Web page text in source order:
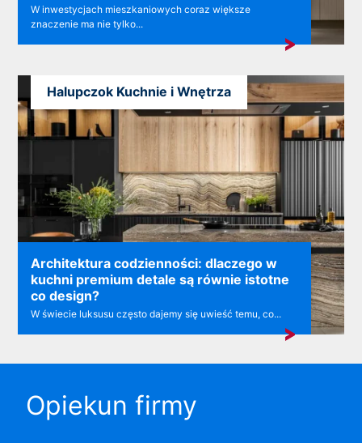
W inwestycjach mieszkaniowych coraz większe
znaczenie ma nie tylko...
Architektura codzienności: dlaczego w
kuchni premium detale są równie istotne
co design?
W świecie luksusu często dajemy się uwieść temu, co...
Halupczok Kuchnie i Wnętrza
Opiekun firmy